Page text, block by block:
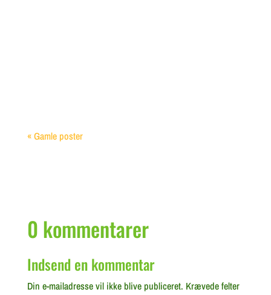
« Gamle poster
0 kommentarer
Indsend en kommentar
Din e-mailadresse vil ikke blive publiceret. Krævede felter